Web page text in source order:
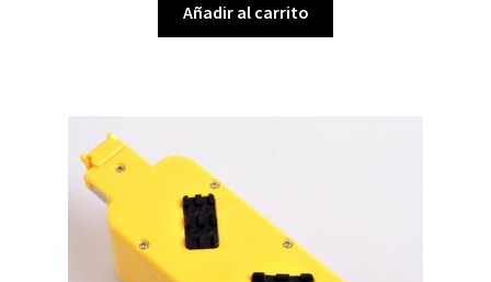
Añadir al carrito